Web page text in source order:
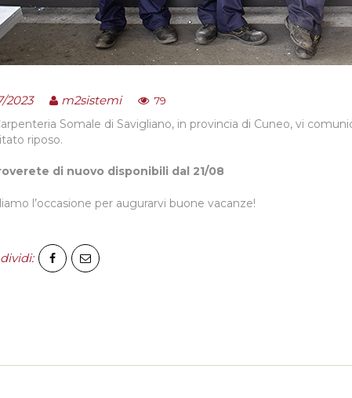
2023 m2sistemi 79
Somale di Savigliano, in provincia di Cuneo, vi
riposo.
di nuovo disponibili dal 21/08
l’occasione per augurarvi buone vacanze!